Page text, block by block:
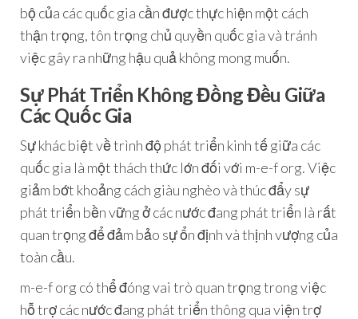
bộ của các quốc gia cần được thực hiện một cách
thận trọng, tôn trọng chủ quyền quốc gia và tránh
việc gây ra những hậu quả không mong muốn.
Sự Phát Triển Không Đồng Đều Giữa
Các Quốc Gia
Sự khác biệt về trình độ phát triển kinh tế giữa các
quốc gia là một thách thức lớn đối với m-e-f org. Việc
giảm bớt khoảng cách giàu nghèo và thúc đẩy sự
phát triển bền vững ở các nước đang phát triển là rất
quan trọng để đảm bảo sự ổn định và thịnh vượng của
toàn cầu.
m-e-f org có thể đóng vai trò quan trọng trong việc
hỗ trợ các nước đang phát triển thông qua viện trợ